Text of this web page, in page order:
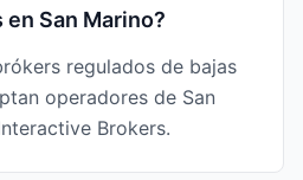
San Marino?
regulados de bajas
operadores de San
Brokers.